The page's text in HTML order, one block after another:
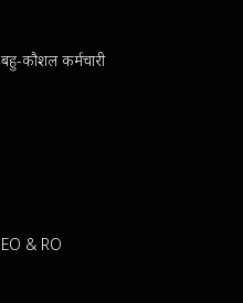
बहु-कौशल कर्मचारी
EO & RO